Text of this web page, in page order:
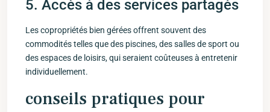
5. Accès à des services partagés
Les copropriétés bien gérées​ offrent souvent des
commodités telles que des piscines, des salles⁣ de sport ou
des espaces de⁣ loisirs, qui seraient coûteuses à entretenir⁤
individuellement.
conseils pratiques pour